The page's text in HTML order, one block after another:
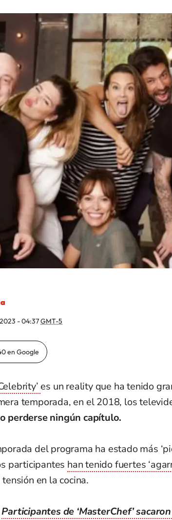
- 04:37GMT-5
en Google
es un reality que ha tenido
temporada, en el 2018, los
perderse ningún capítulo.
del programa ha estado más
participantes han tenido fuertes
en la cocina.
Participantes de ‘MasterChef’